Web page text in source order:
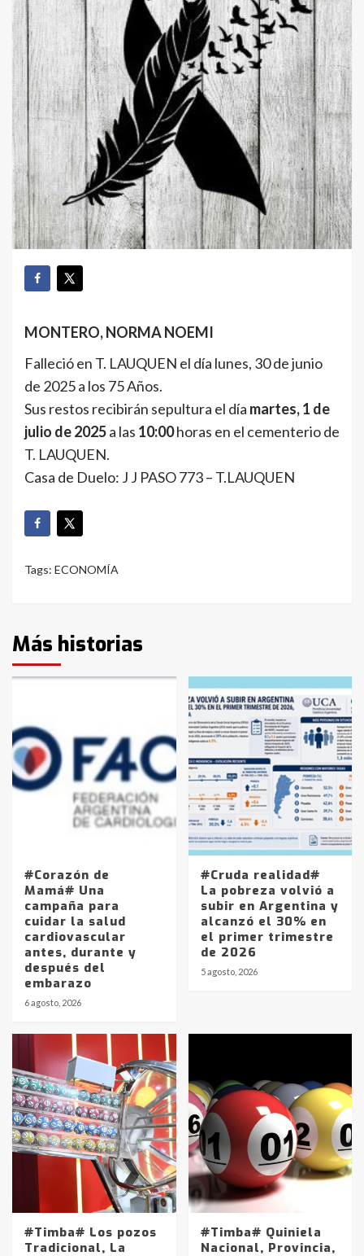
MONTERO, NORMA NOEMI
Falleció en T. LAUQUEN el día lunes, 30 de junio
de 2025 a los 75 Años.
Sus restos recibirán sepultura el día martes, 1 de
julio de 2025a las 10:00horas en el cementerio de
T. LAUQUEN.
Casa de Duelo: J J PASO 773 – T.LAUQUEN
Tags: ECONOMÍA
Más historias
#Corazón de
Mamá# Una
campaña para
cuidar la salud
cardiovascular
antes, durante y
después del
embarazo
6 agosto, 2026
#Cruda realidad#
La pobreza volvió a
subir en Argentina y
alcanzó el 30% en
el primer trimestre
de 2026
5 agosto, 2026
#Timba# Los pozos
Tradicional, La
#Timba# Quiniela
Nacional, Provincia,